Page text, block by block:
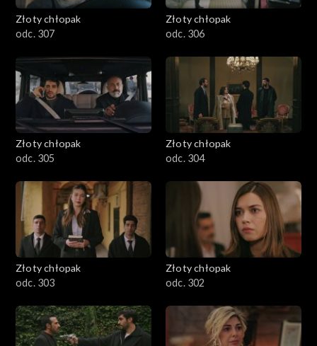
Złoty chłopak
odc. 307
Złoty chłopak
odc. 306
Złoty chłopak
odc. 305
Złoty chłopak
odc. 304
Złoty chłopak
odc. 303
Złoty chłopak
odc. 302